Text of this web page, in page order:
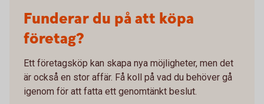
Funderar du på att köpa
företag?
Ett företagsköp kan skapa nya möjligheter, men det
är också en stor affär. Få koll på vad du behöver gå
igenom för att fatta ett genomtänkt beslut.